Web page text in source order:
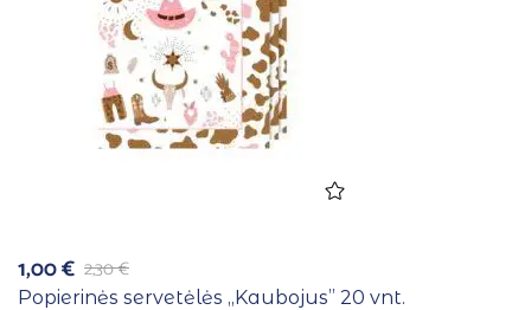
2,30€
1,00€
Popierinės servetėlės ,,Kaubojus” 20 vnt.